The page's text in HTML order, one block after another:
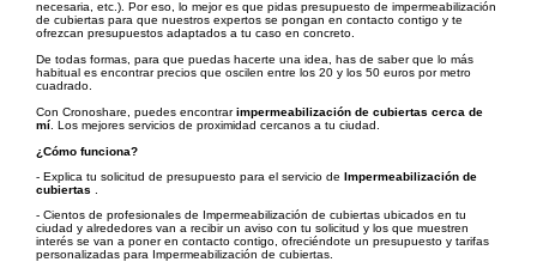
necesaria, etc.). Por eso, lo mejor es que pidas presupuesto de impermeabilización
de cubiertas para que nuestros expertos se pongan en contacto contigo y te
ofrezcan presupuestos adaptados a tu caso en concreto.
De todas formas, para que puedas hacerte una idea, has de saber que lo más
habitual es encontrar precios que oscilen entre los 20 y los 50 euros por metro
cuadrado.
Con Cronoshare, puedes encontrarimpermeabilización de cubiertas cerca de
mí . Los mejores servicios de proximidad cercanos a tu ciudad.
¿Cómo funciona?
- Explica tu solicitud de presupuesto para el servicio de Impermeabilización de
cubiertas
- Cientos de profesionales de Impermeabilización de cubiertas ubicados en tu
ciudad y alrededores van a recibir un aviso con tu solicitud y los que muestren
interés se van a poner en contacto contigo, ofreciéndote un presupuesto y tarifas
personalizadas para Impermeabilización de cubiertas.